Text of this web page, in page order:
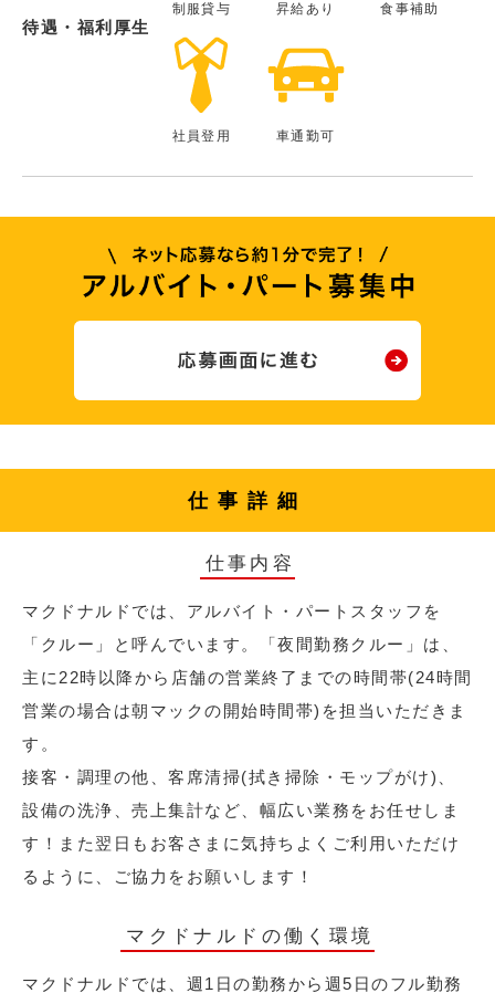
待遇・福利厚生
制服貸与 昇給あり 食事補助
社員登用 車通勤可
仕事詳細
仕事内容
マクドナルドでは、アルバイト・パートスタッフを
「クルー」と呼んでいます。「夜間勤務クルー」は、
主に22時以降から店舗の営業終了までの時間帯(24時間
営業の場合は朝マックの開始時間帯)を担当いただきま
す。
接客・調理の他、客席清掃(拭き掃除・モップがけ)、
設備の洗浄、売上集計など、幅広い業務をお任せしま
す！また翌日もお客さまに気持ちよくご利用いただけ
るように、ご協力をお願いします！
マクドナルドの働く環境
マクドナルドでは、週1日の勤務から週5日のフル勤務